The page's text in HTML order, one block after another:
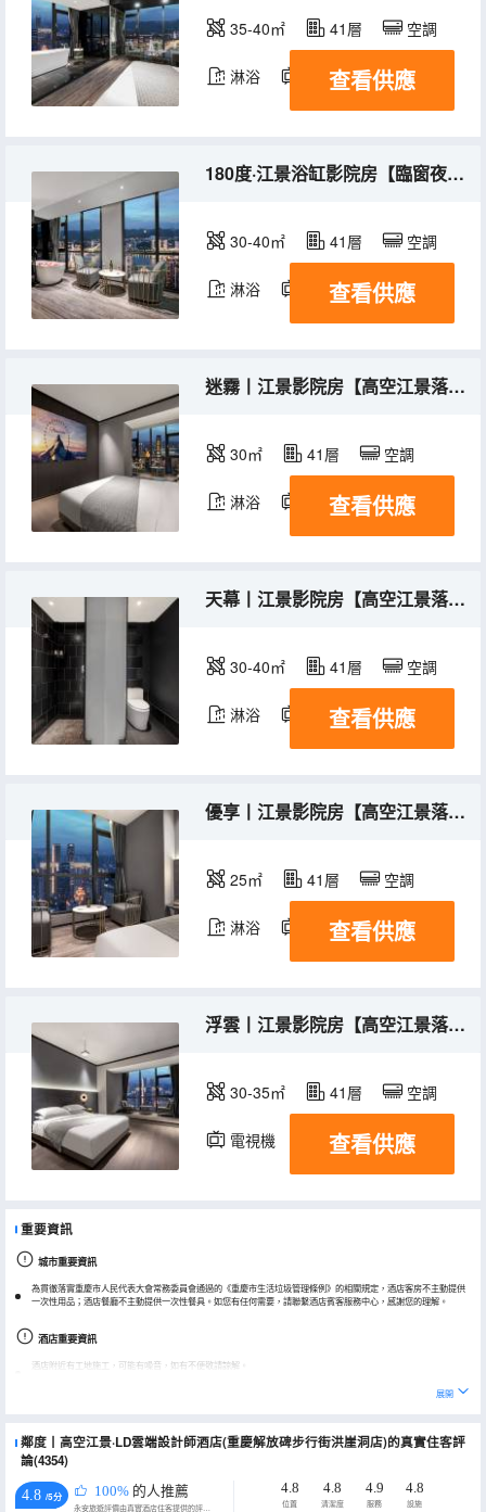
35-40㎡ 41層 空調
淋浴 電視機
查看供應
180度·江景浴缸影院房【臨窗夜景浴缸＋高空江景落地窗＋巨幕觀影＋高品質床品＋定製乳膠床墊】
30-40㎡ 41層 空調
淋浴 電視機
查看供應
迷霧丨江景影院房【高空江景落地窗＋巨幕觀影+智能客控＋高品質床品＋定製乳膠床墊】
30㎡ 41層 空調
淋浴 電視機
查看供應
天幕丨江景影院房【高空江景落地窗＋巨幕觀影+智能客控＋高品質床品＋定製乳膠床墊】
30-40㎡ 41層 空調
淋浴 電視機
查看供應
優享丨江景影院房【高空江景落地窗＋巨幕觀影+智能客控＋高品質床品＋定製乳膠床墊】
25㎡ 41層 空調
淋浴 電視機
查看供應
浮雲丨江景影院房【高空江景落地窗＋巨幕觀影+智能客控＋高品質床品＋定製乳膠床墊】
30-35㎡ 41層 空調
電視機 查看供應
重要資訊
城市重要資訊
為貫徹落實重慶市人民代表大會常務委員會通過的《重慶市生活垃圾管理條例》的相關規定，酒店客房不主動提供
一次性用品；酒店餐廳不主動提供一次性餐具。如您有任何需要，請聯繫酒店賓客服務中心，感謝您的理解。
酒店重要資訊
酒店附近有工地施工，可能有噪音，如有不便敬請諒解。
展開
鄰度丨高空江景·LD雲端設計師酒店(重慶解放碑步行街洪崖洞店)的真實住客評
論(4354)
4.8 /5分 100% 的人推薦
永安旅遊評價由真實酒店住客提供的評價。
4.8
位置
4.8
清潔度
4.9
服務
4.8
設施